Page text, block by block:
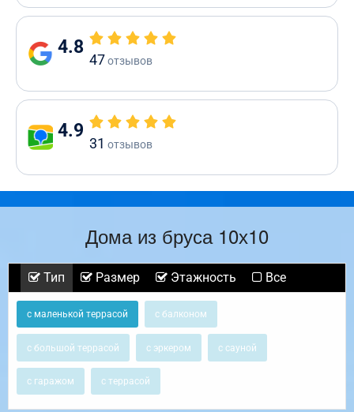
4.8
47отзывов
4.9
31 отзывов
Дома из бруса 10х10
Тип Размер Этажность Все
с маленькой террасой с балконом
с большой террасой с эркером с сауной
с гаражом с террасой